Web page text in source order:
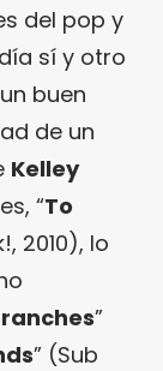
del pop y
sí y otro
buen
de un
Kelley
“To
2010), lo
”
” (Sub